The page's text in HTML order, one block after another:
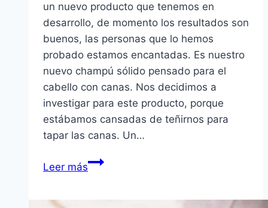
un nuevo producto que tenemos en
desarrollo, de momento los resultados son
buenos, las personas que lo hemos
probado estamos encantadas. Es nuestro
nuevo champú sólido pensado para el
cabello con canas. Nos decidimos a
investigar para este producto, porque
estábamos cansadas de teñirnos para
tapar las canas. Un…
Leer másChampú